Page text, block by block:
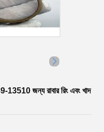
জন্য রাবার রিং এবং খাদ